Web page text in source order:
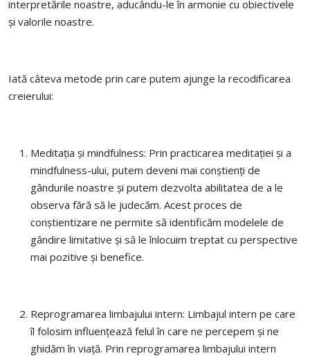
interpretările noastre, aducându-le în armonie cu obiectivele
și valorile noastre.
Iată câteva metode prin care putem ajunge la recodificarea
creierului:
Meditația și mindfulness: Prin practicarea meditației și a
mindfulness-ului, putem deveni mai conștienți de
gândurile noastre și putem dezvolta abilitatea de a le
observa fără să le judecăm. Acest proces de
conștientizare ne permite să identificăm modelele de
gândire limitative și să le înlocuim treptat cu perspective
mai pozitive și benefice.
Reprogramarea limbajului intern: Limbajul intern pe care
îl folosim influențează felul în care ne percepem și ne
ghidăm în viață. Prin reprogramarea limbajului intern